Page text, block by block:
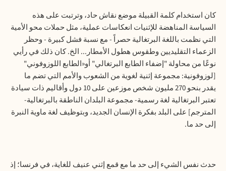
كان استخدام كلمة القبيلة موضع نقاش حاد، وترتبت على هذه
السياسة المناهضة للإثنيات انعكاسات عملية، مثل حملات محو الأمية
التي نظمت باللغة البرتغالية حصراً - مع نسبة فشل كبيرة - وحظر
الزعماء التقليديين وطقوس هطول الأمطار... الخ. كان ذلك في رأيي
نوعًا من محاولة "إضفاء الطابع البرتغالي" أو«الطابع اللوزوفوني"
[لوزوفونية: مجموعة إثنية لغوية من الشعوب والأمم التي تضم ما
يقدر بنحو 270 مليون شخص موزعين على 10 دول وأقاليم ذات سيادة
تعتبر البرتغالية لغة رسمية- مجموعة البلدان الناطقة بالبرتغالية-
المترجم] على البلد بفكرة الإنسان الجديد، وبتوظيف لغة ماوية النبرة
إلى حد ما.
حدث نفس الشيء إلى حد ما مع قمع إثني عنيف للغاية، في فرنسا؛ إذ